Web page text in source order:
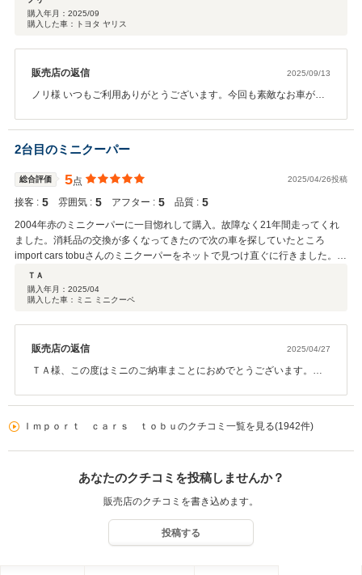
購入年月： 2025/09
購入した車：トヨタ ヤリス
販売店の返信 2025/09/13
ノリ様 いつもご利用ありがとうございます。今回も素敵なお車がご
2台目のミニクーパー
総合評価 5点 2025/04/26投稿
接客 : 5 雰囲気 : 5 アフター : 5 品質 : 5
2004年赤のミニクーパーに一目惚れして購入。故障なく21年間走ってくれ
ました。消耗品の交換が多くなってきたので次の車を探していたところ
import cars tobuさんのミニクーパーをネットで見つけ直ぐに行きました。担
当の松下さんは誠実・親切で信頼できると感じました。 ミニクーパーもとて
も気に入り直ぐに購入を決めました。松下さんの人柄で契約から納車までス
ムーズに取引きができ感謝しています。 今後とも宜しくお願いします。
ＴＡ
購入年月： 2025/04
購入した車：ミニ ミニクーペ
販売店の返信 2025/04/27
ＴＡ様、この度はミニのご納車まことにおめでとうございます。ま
せて頂きますので末永いお付き合い宜しくお願いいたします。
Ｉｍｐｏｒｔ ｃａｒｓ ｔｏｂｕのクチコミ一覧を見る(1942件)
あなたのクチコミを投稿しませんか？
販売店のクチコミを書き込めます。
投稿する